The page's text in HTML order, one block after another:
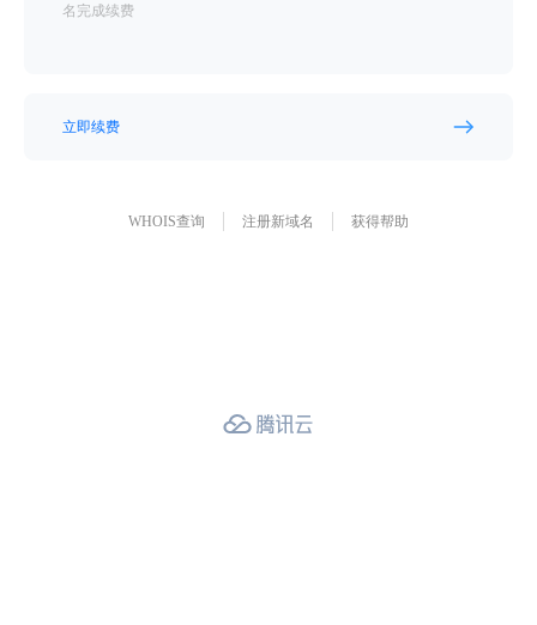
名完成续费
立即续费
WHOIS查询 注册新域名 获得帮助